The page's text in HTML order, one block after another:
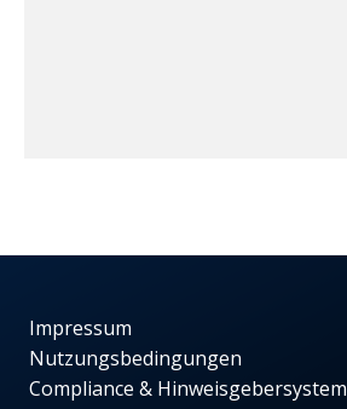
Impressum
Nutzungsbedingungen
Compliance & Hinweisgebersystem